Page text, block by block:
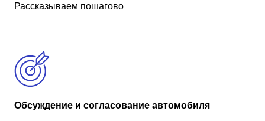
Рассказываем пошагово
Обсуждение и согласование автомобиля